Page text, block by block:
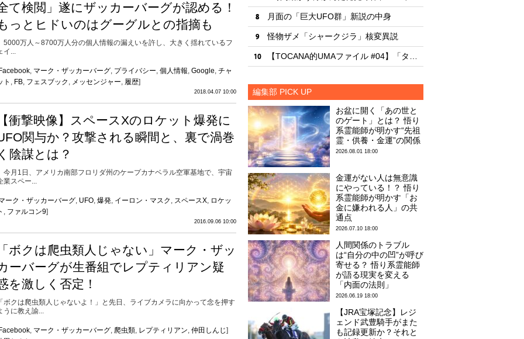
て検閲」遂にザッカーバーグが認める！
っとヒドいのはグーグルとの指摘も
万人～8700万人分の個人情報の漏えいを許し、大きく揺れているフ
イ...
, マーク・ザッカーバーグ, プライバシー, 個人情報, Google, チャ
ト , FB, フェスブック , メッセンジャー, 履歴]
2018.04.07 10:00
衝撃映像】スペースXのロケット爆発に
関与か？攻撃される瞬間と、裏で渦巻
陰謀とは？
月1日、アメリカ南部フロリダ州のケープカナベラル空軍基地で、宇宙
業スペー...
ーク・ザッカーバーグ, UFO, 爆発, イーロン・マスク , スペースX, ロケッ
, ファルコン9]
2016.09.06 10:00
ボクは爬虫類人じゃない」マーク・ザッ
ーバーグが生番組でレプティリアン疑
を激しく否定！
ボクは爬虫類人じゃないよ！」と先日、ライブカメラに向かって念を押す
うに教え諭...
, マーク・ザッカーバーグ, 爬虫類, レプティリアン, 仲田しんじ]
・
月面の「巨大UFO群」新説の中身
・
怪物ザメ「シャークジラ」核変異説
・
編集部 PICK UP
お盆に開く「あの世と
のゲート」とは？ 悟り
系霊能師が明かす“先祖
霊・供養・金運”の関係
2026.08.01 18:00
金運がない人は無意識
にやっている！？ 悟り
系霊能師が明かす「お
金に嫌われる人」の共
通点
2026.07.10 18:00
人間関係のトラブル
は“自分の中の凹”が呼び
寄せる？ 悟り系霊能師
が語る現実を変える
「内面の法則」
2026.06.19 18:00
【JRA宝塚記念】レジ
ェンド武豊騎手がまた
も記録更新か？それと